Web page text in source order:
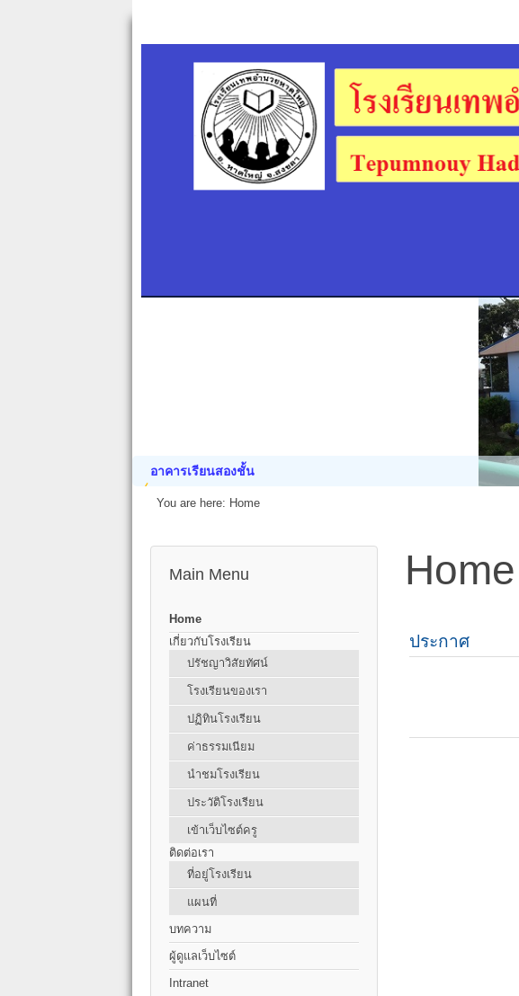
อาคารเรียนสองชั้น
You are here: Home
Main Menu
Home
เกี่ยวกับโรงเรียน
ปรัชญาวิสัยทัศน์
โรงเรียนของเรา
ปฏิทินโรงเรียน
ค่าธรรมเนียม
นำชมโรงเรียน
ประวัติโรงเรียน
เข้าเว็บไซต์ครู
ติดต่อเรา
ที่อยู่โรงเรียน
แผนที่
บทความ
ผู้ดูแลเว็บไซต์
Intranet
Home
ประกาศ